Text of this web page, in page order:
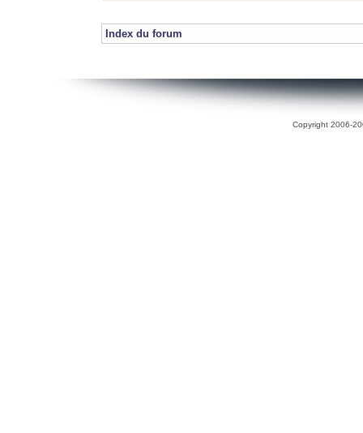
Index du forum
Copyright 2006-